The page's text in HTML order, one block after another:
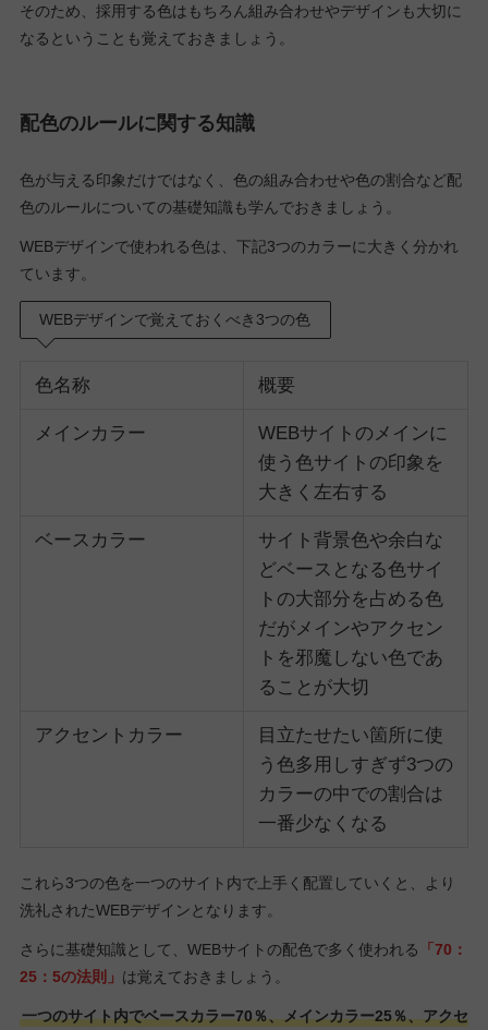
そのため、採用する色はもちろん組み合わせやデザインも大切に
なるということも覚えておきましょう。
配色のルールに関する知識
色が与える印象だけではなく、色の組み合わせや色の割合など配
色のルールについての基礎知識も学んでおきましょう。
WEBデザインで使われる色は、下記3つのカラーに大きく分かれ
ています。
WEBデザインで覚えておくべき3つの色
色名称 概要
メインカラー
WEBサイトのメインに
使う色サイトの印象を
大きく左右する
ベースカラー
サイト背景色や余白な
どベースとなる色サイ
トの大部分を占める色
だがメインやアクセン
トを邪魔しない色であ
ることが大切
アクセントカラー
目立たせたい箇所に使
う色多用しすぎず3つの
カラーの中での割合は
一番少なくなる
これら3つの色を一つのサイト内で上手く配置していくと、より
洗礼されたWEBデザインとなります。
さらに基礎知識として、WEBサイトの配色で多く使われる
「70：
25：5の法則」 は覚えておきましょう。
一つのサイト内でベースカラー70％、メインカラー25％、アクセ